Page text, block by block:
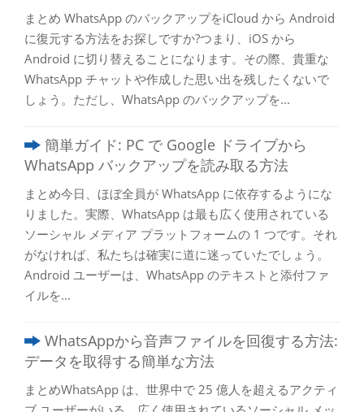
まとめ WhatsApp のバックアップをiCloud から Android
に復元する方法をお探しですか?つまり、iOS から
Android に切り替えることになります。その際、貴重な
WhatsApp チャットや作成した思い出を残したくないで
しょう。ただし、WhatsApp のバックアップを...
簡単ガイド: PC で Google ドライブから
WhatsApp バックアップを読み取る方法
まとめ今日、ほぼ全員が WhatsApp に依存するようにな
りました。実際、WhatsApp は最も広く使用されている
ソーシャル メディア プラットフォームの 1 つです。それ
がなければ、私たちは確実に道に迷っていたでしょう。
Android ユーザーは、WhatsApp のテキストと添付ファ
イルを...
WhatsAppから音声ファイルを回復する方法:
データを取得する簡単な方法
まとめWhatsApp は、世界中で 25 億人を超えるアクティ